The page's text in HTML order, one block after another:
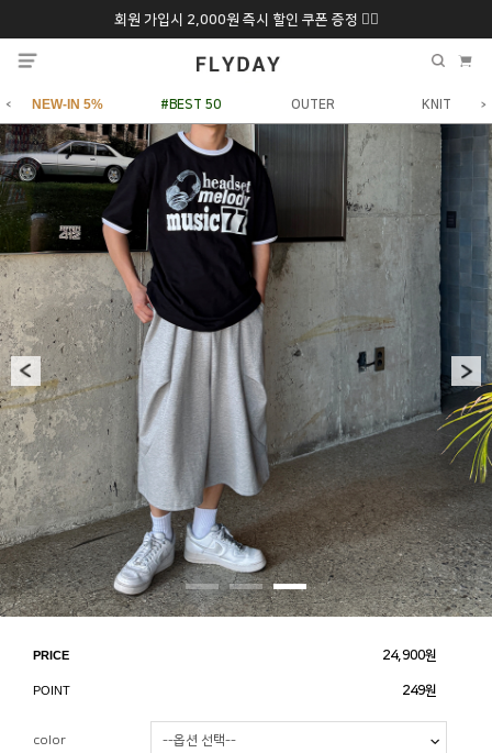
회원 가입시 2,000원 즉시 할인 쿠폰 증정 ❤️‍🔥
추석 특별 할인 10~20% 9/6 화 ~ 9/12월
NEW-IN 5% #BEST 50 OUTER KNIT
PRICE 24,900원
POINT 249원
color